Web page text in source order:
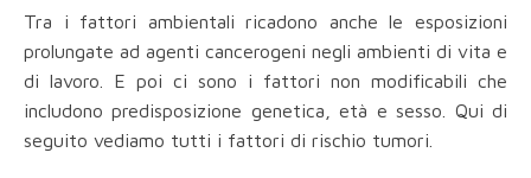
Tra i fattori ambientali ricadono anche le esposizioni
prolungate ad agenti cancerogeni negli ambienti di vita e
di lavoro. E poi ci sono i fattori non modificabili che
includono predisposizione genetica, età e sesso. Qui di
seguito vediamo tutti i fattori di rischio tumori.